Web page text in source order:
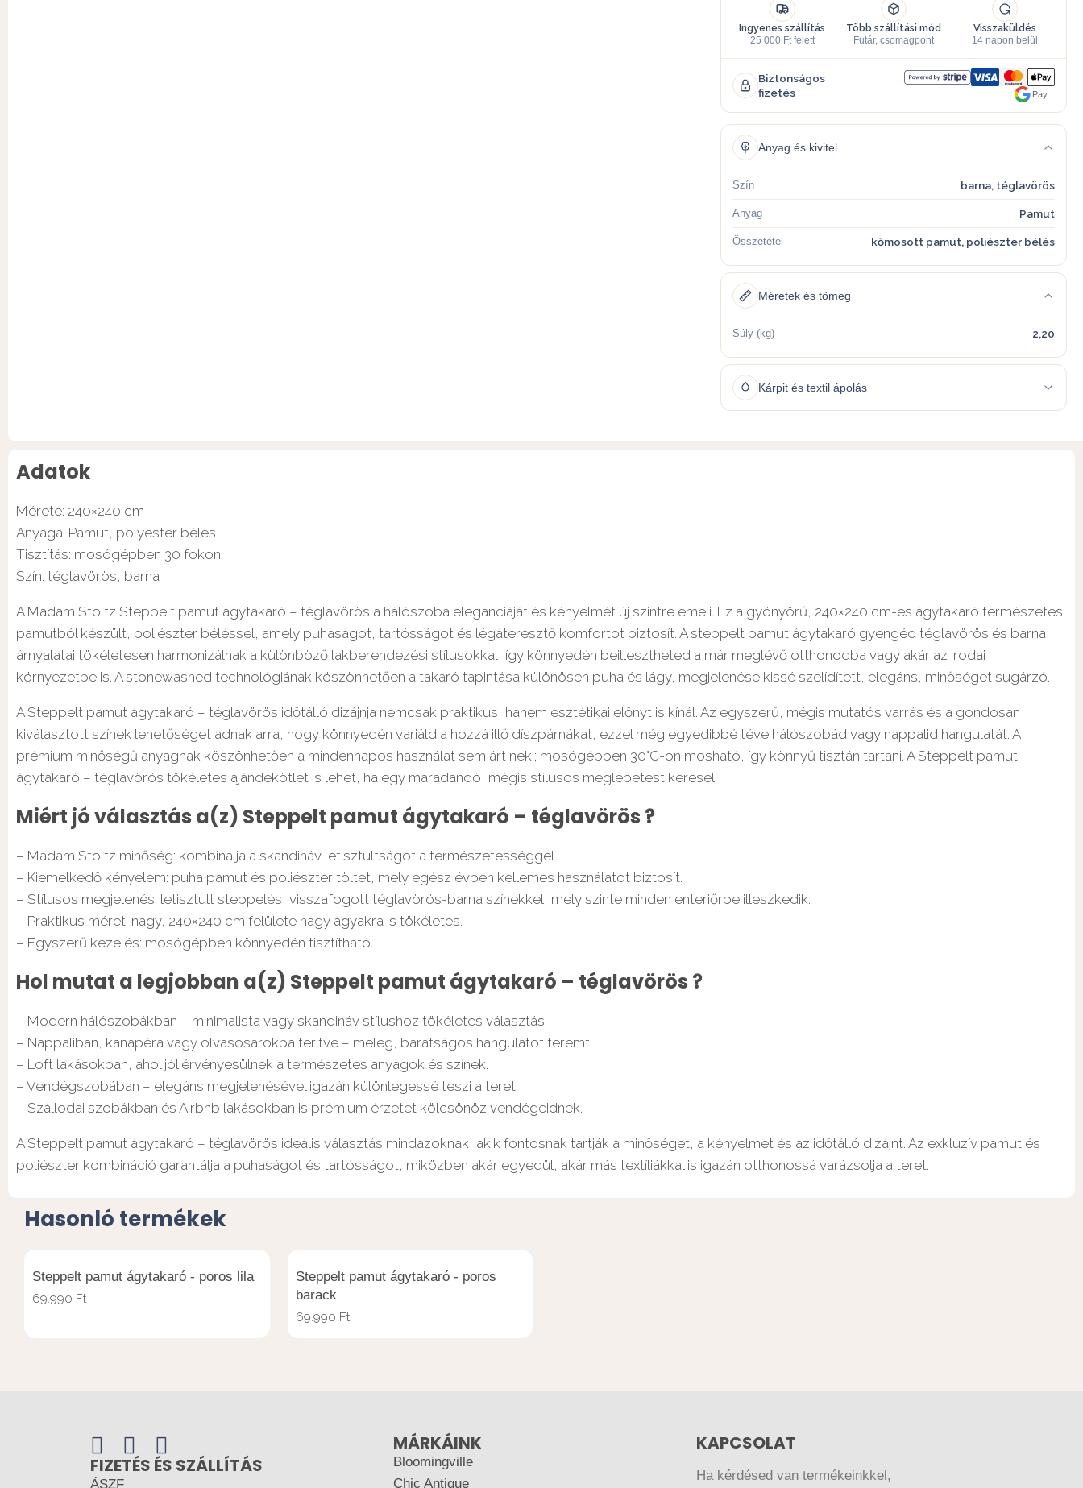
Ingyenes szállítás
25 000 Ft felett
Több szállítási mód
Futár, csomagpont
Visszaküldés
14 napon belül
Biztonságos
fizetés
Pay
Anyag és kivitel
Szín barna, téglavörös
Anyag Pamut
Összetétel kőmosott pamut, poliészter bélés
Méretek és tömeg
Súly (kg) 2,20
Kárpit és textil ápolás
Adatok
Mérete: 240×240 cm
Anyaga: Pamut, polyester bélés
Tisztítás: mosógépben 30 fokon
Szín: téglavörös, barna
A Madam Stoltz Steppelt pamut ágytakaró – téglavörös a hálószoba eleganciáját és kényelmét új szintre emeli. Ez a gyönyörű, 240×240 cm-es ágytakaró természetes
pamutból készült, poliészter béléssel, amely puhaságot, tartósságot és légáteresztő komfortot biztosít. A steppelt pamut ágytakaró gyengéd téglavörös és barna
árnyalatai tökéletesen harmonizálnak a különböző lakberendezési stílusokkal, így könnyedén beillesztheted a már meglévő otthonodba vagy akár az irodai
környezetbe is. A stonewashed technológiának köszönhetően a takaró tapintása különösen puha és lágy, megjelenése kissé szelídített, elegáns, minőséget sugárzó.
A Steppelt pamut ágytakaró – téglavörös időtálló dizájnja nemcsak praktikus, hanem esztétikai előnyt is kínál. Az egyszerű, mégis mutatós varrás és a gondosan
kiválasztott színek lehetőséget adnak arra, hogy könnyedén variáld a hozzá illő díszpárnákat, ezzel még egyedibbé téve hálószobád vagy nappalid hangulatát. A
prémium minőségű anyagnak köszönhetően a mindennapos használat sem árt neki; mosógépben 30°C-on mosható, így könnyű tisztán tartani. A Steppelt pamut
ágytakaró – téglavörös tökéletes ajándékötlet is lehet, ha egy maradandó, mégis stílusos meglepetést keresel.
Miért jó választás a(z) Steppelt pamut ágytakaró – téglavörös ?
– Madam Stoltz minőség: kombinálja a skandináv letisztultságot a természetességgel.
– Kiemelkedő kényelem: puha pamut és poliészter töltet, mely egész évben kellemes használatot biztosít.
– Stílusos megjelenés: letisztult steppelés, visszafogott téglavörös-barna színekkel, mely szinte minden enteriőrbe illeszkedik.
– Praktikus méret: nagy, 240×240 cm felülete nagy ágyakra is tökéletes.
– Egyszerű kezelés: mosógépben könnyedén tisztítható.
Hol mutat a legjobban a(z) Steppelt pamut ágytakaró – téglavörös ?
– Modern hálószobákban – minimalista vagy skandináv stílushoz tökéletes választás.
– Nappaliban, kanapéra vagy olvasósarokba terítve – meleg, barátságos hangulatot teremt.
– Loft lakásokban, ahol jól érvényesülnek a természetes anyagok és színek.
– Vendégszobában – elegáns megjelenésével igazán különlegessé teszi a teret.
– Szállodai szobákban és Airbnb lakásokban is prémium érzetet kölcsönöz vendégeidnek.
A Steppelt pamut ágytakaró – téglavörös ideális választás mindazoknak, akik fontosnak tartják a minőséget, a kényelmet és az időtálló dizájnt. Az exkluzív pamut és
poliészter kombináció garantálja a puhaságot és tartósságot, miközben akár egyedül, akár más textíliákkal is igazán otthonossá varázsolja a teret.
Hasonló termékek
Steppelt pamut ágytakaró - poros lila
69.990 Ft
Steppelt pamut ágytakaró - poros
barack
69.990 Ft
FIZETÉS ÉS SZÁLLÍTÁS
ÁSZF
MÁRKÁINK
Bloomingville
Chic Antique
KAPCSOLAT
Ha kérdésed van termékeinkkel,